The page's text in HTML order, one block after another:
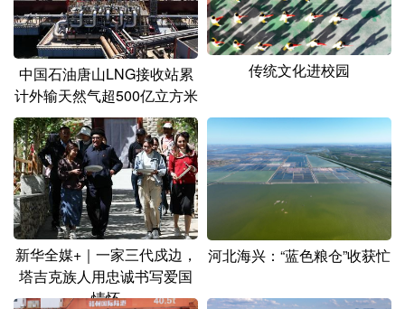
四川 贵州 云南 西藏
陕西 甘肃 青海 宁夏
新疆 内蒙古
多语种频道
English Español Français
Русский язык 日本語 한국어
Deutsch Português
中国石油唐山LNG接收站累
计外输天然气超500亿立方米
传统文化进校园
新华全媒+｜一家三代戍边，
塔吉克族人用忠诚书写爱国
情怀
河北海兴：“蓝色粮仓”收获忙